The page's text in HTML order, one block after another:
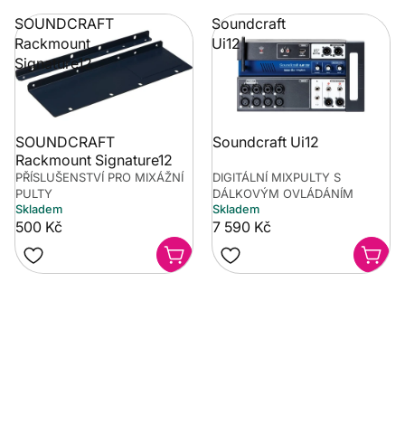
SOUNDCRAFT
Rackmount
Signature12
SOUNDCRAFT
Rackmount Signature12
PŘÍSLUŠENSTVÍ PRO MIXÁŽNÍ
PULTY
Skladem
500 Kč
Soundcraft
Ui12
Soundcraft Ui12
DIGITÁLNÍ MIXPULTY S
DÁLKOVÝM OVLÁDÁNÍM
Skladem
7 590 Kč